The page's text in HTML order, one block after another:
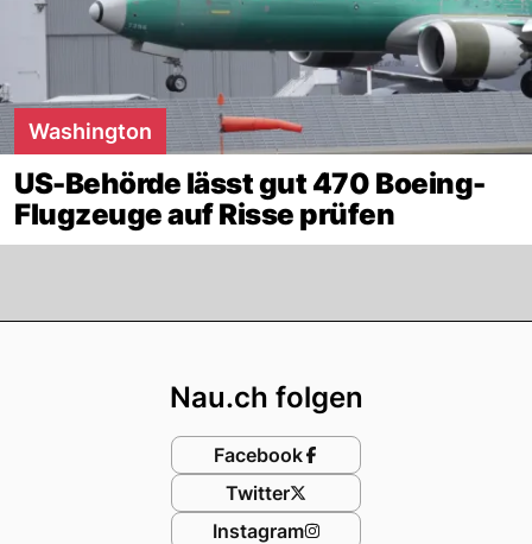
Washington
US-Behörde lässt gut 470 Boeing-
Flugzeuge auf Risse prüfen
Nau.ch folgen
Facebook
Twitter
Instagram